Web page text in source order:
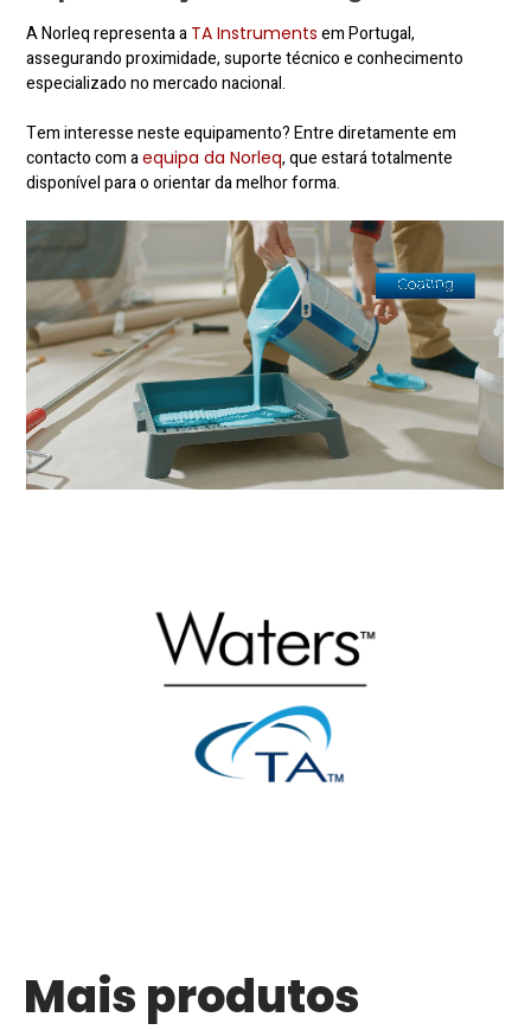
A Norleq representa a TA Instruments em Portugal,
assegurando proximidade, suporte técnico e conhecimento
especializado no mercado nacional.
Tem interesse neste equipamento? Entre diretamente em
contacto com aequipa da Norleq, que estará totalmente
disponível para o orientar da melhor forma.
Mais produtos